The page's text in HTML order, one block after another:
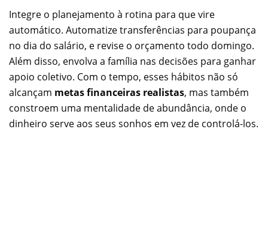
Integre o planejamento à rotina para que vire
automático. Automatize transferências para poupança
no dia do salário, e revise o orçamento todo domingo.
Além disso, envolva a família nas decisões para ganhar
apoio coletivo. Com o tempo, esses hábitos não só
alcançam metas financeiras realistas, mas também
constroem uma mentalidade de abundância, onde o
dinheiro serve aos seus sonhos em vez de controlá-los.